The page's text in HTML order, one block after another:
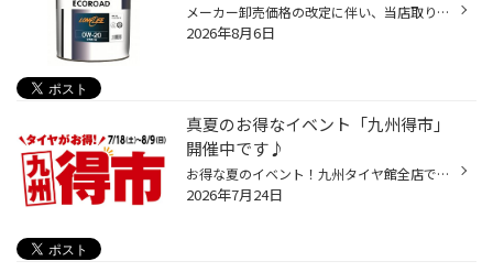
メーカー卸売価格の改定に伴い、当店取り扱いの一部のバッテリー・エンジンオイルの価格改定を 9/1より随時実施させていただきます。 現状の価格改定前の価格での対応については、各製品の値上がり前日までの作業実施が対象となっております。 夏休みでお出かけ予定の方や車検に向けて、そろそろ交...
2026年8月6日
真夏のお得なイベント「九州得市」
開催中です♪
お得な夏のイベント！九州タイヤ館全店でお客様にお得を全力でお届けします！ 当店のホームページをご覧いただき、誠にありがとうございます。 いよいよ今年も夏本番！ 愛車のメンテナンスはお済みでしょうか？ 世間でも連日「高速道路でのパンク増加」が取り上げられていますが、 この時期特に多い...
2026年7月24日